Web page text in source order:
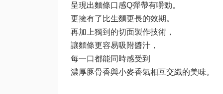
呈現出麵條口感Q彈帶有嚼勁。
更擁有了比生麵更長的效期。
再加上獨到的切面製作技術，
讓麵條更容易吸附醬汁，
每一口都能同時感受到
濃厚豚骨香與小麥香氣相互交織的美味。